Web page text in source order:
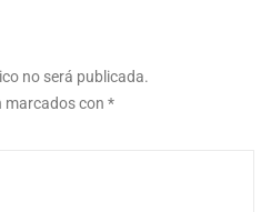
no será publicada.
marcados con *